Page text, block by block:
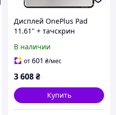
Дисплей OnePlus Pad
11.61" + тачскрин
В наличии
от601 ₴/мес
3 608₴
Купить